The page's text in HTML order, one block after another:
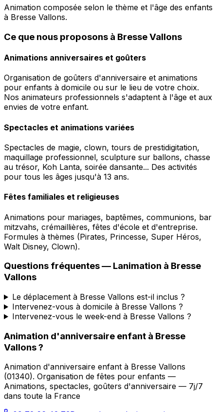
Animation composée selon le thème et l'âge des enfants
à Bresse Vallons.
Ce que nous proposons à Bresse Vallons
Animations anniversaires et goûters
Organisation de goûters d'anniversaire et animations
pour enfants à domicile ou sur le lieu de votre choix.
Nos animateurs professionnels s'adaptent à l'âge et aux
envies de votre enfant.
Spectacles et animations variées
Spectacles de magie, clown, tours de prestidigitation,
maquillage professionnel, sculpture sur ballons, chasse
au trésor, Koh Lanta, soirée dansante... Des activités
pour tous les âges jusqu'à 13 ans.
Fêtes familiales et religieuses
Animations pour mariages, baptêmes, communions, bar
mitzvahs, crémaillières, fêtes d'école et d'entreprise.
Formules à thèmes (Pirates, Princesse, Super Héros,
Walt Disney, Clown).
Questions fréquentes — Lanimation à Bresse
Vallons
Le déplacement à Bresse Vallons est-il inclus ?
Intervenez-vous à domicile à Bresse Vallons ?
Intervenez-vous le week-end à Bresse Vallons ?
Animation d'anniversaire enfant à Bresse
Vallons?
Animation d'anniversaire enfant à Bresse Vallons
(01340). Organisation de fêtes pour enfants —
Animations, spectacles, goûters d'anniversaire — 7j/7
dans toute la France